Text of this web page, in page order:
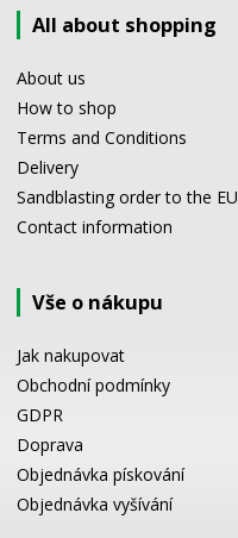
All about shopping
About us
How to shop
Terms and Conditions
Delivery
Sandblasting order to the EU
Contact information
Vše o nákupu
Jak nakupovat
Obchodní podmínky
GDPR
Doprava
Objednávka pískování
Objednávka vyšívání